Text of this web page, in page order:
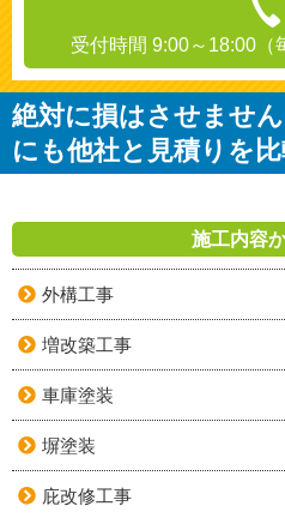
受付時間 9:00～18:00（
絶対に損はさせませ
にも他社と見積りを
施工内容
外構工事
増改築工事
車庫塗装
塀塗装
庇改修工事